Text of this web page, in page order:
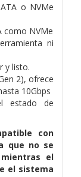
o NVMe
como NVMe
ni
y listo.
2), ofrece
10Gbps
estado de
con
que no se
el
el sistema